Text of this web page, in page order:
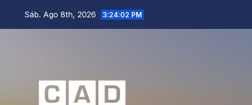
Sáb. Ago 8th, 2026 3:24:04 PM